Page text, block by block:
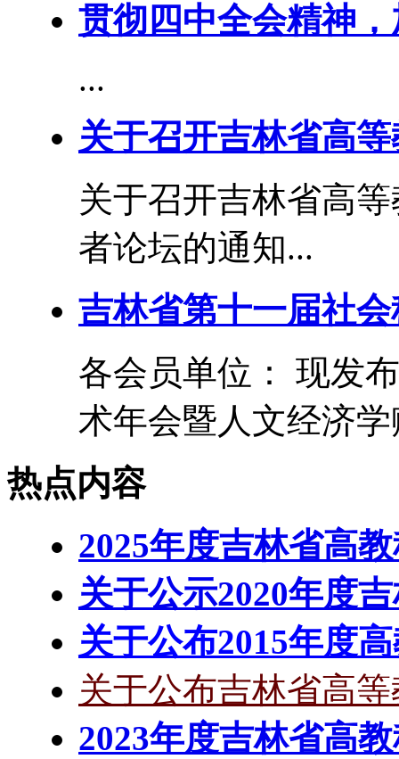
贯彻四中全会精神
...
关于召开吉林省高
关于召开吉林省高
者论坛的通知...
吉林省第十一届社
各会员单位： 现发
术年会暨人文经济
热点内容
2025年度吉林省高
关于公示2020年度
关于公布2015年度
关于公布吉林省高
2023年度吉林省高